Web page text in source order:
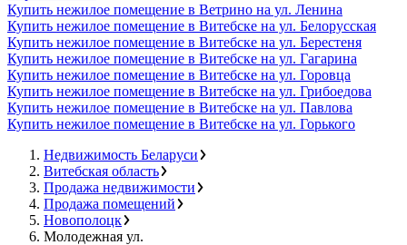
Купить нежилое помещение в Ветрино на ул. Ленина
Купить нежилое помещение в Витебске на ул. Белорусская
Купить нежилое помещение в Витебске на ул. Берестеня
Купить нежилое помещение в Витебске на ул. Гагарина
Купить нежилое помещение в Витебске на ул. Горовца
Купить нежилое помещение в Витебске на ул. Грибоедова
Купить нежилое помещение в Витебске на ул. Павлова
Купить нежилое помещение в Витебске на ул. Горького
Недвижимость Беларуси
Витебская область
Продажа недвижимости
Продажа помещений
Новополоцк
Молодежная ул.